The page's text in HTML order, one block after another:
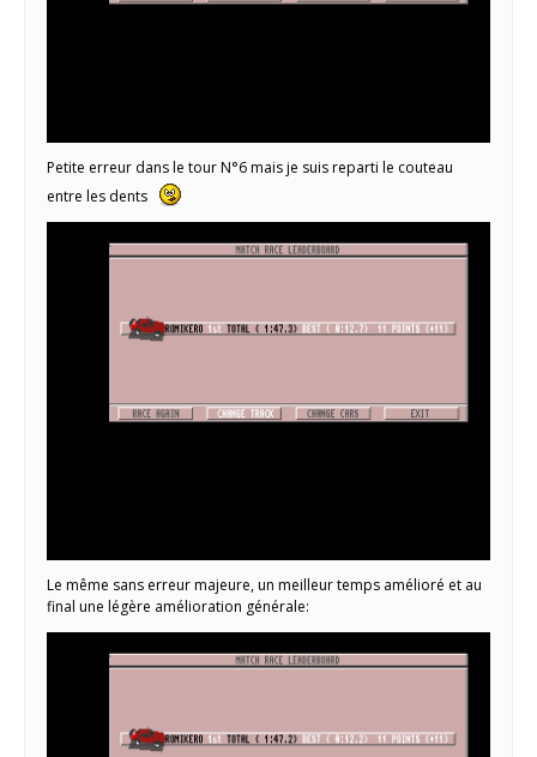
Petite erreur dans le tour N°6 mais je suis reparti le couteau
entre les dents
Le même sans erreur majeure, un meilleur temps amélioré et au
final une légère amélioration générale: